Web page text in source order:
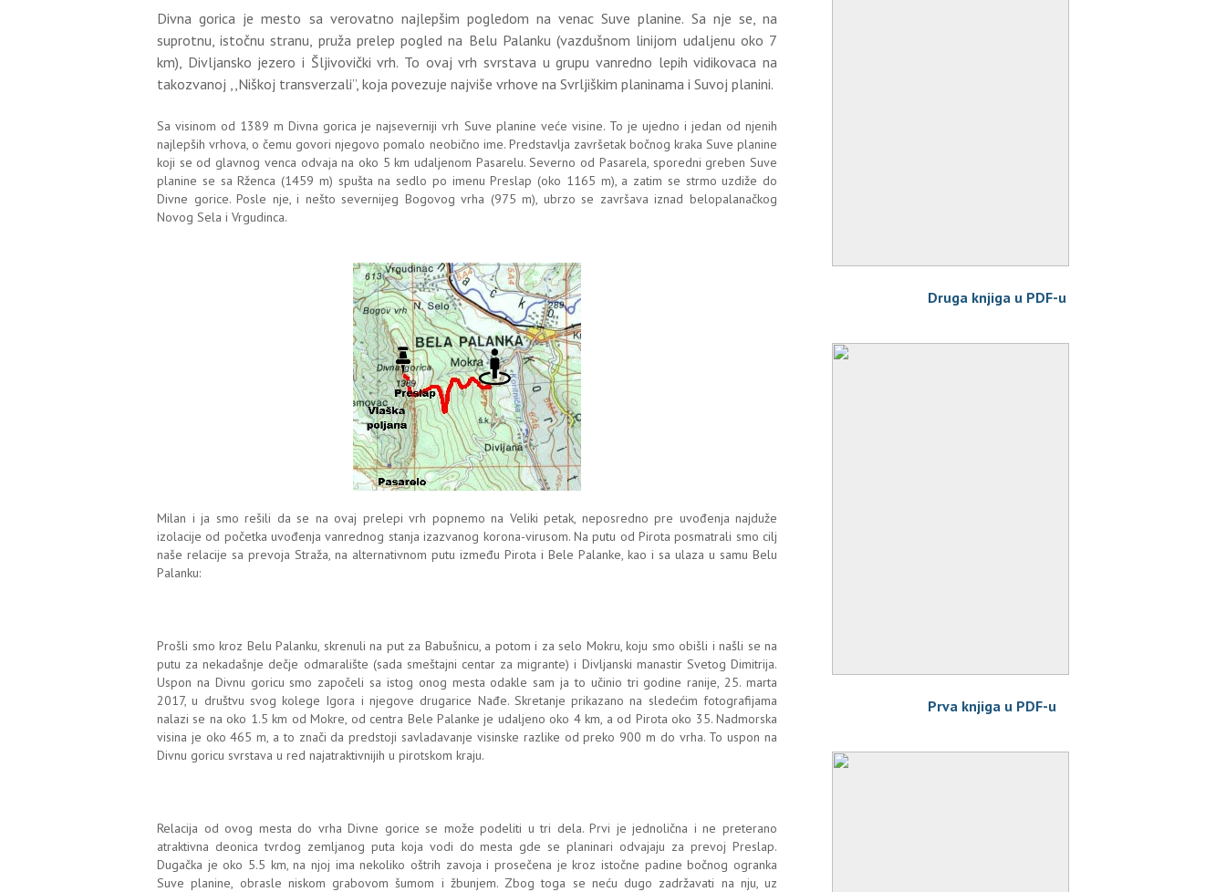
Divna gorica je mesto sa verovatno najlepšim pogledom na venac Suve planine. Sa nje se, na
suprotnu, istočnu stranu, pruža prelep pogled na Belu Palanku (vazdušnom linijom udaljenu oko 7
km), Divljansko jezero i Šljivovički vrh. To ovaj vrh svrstava u grupu vanredno lepih vidikovaca na
takozvanoj ,,Niškoj transverzali’’, koja povezuje najviše vrhove na Svrljiškim planinama i Suvoj planini.
Sa visinom od 1389 m Divna gorica je najseverniji vrh Suve planine veće visine. To je ujedno i jedan od njenih
najlepših vrhova, o čemu govori njegovo pomalo neobično ime. Predstavlja završetak bočnog kraka Suve planine
koji se od glavnog venca odvaja na oko 5 km udaljenom Pasarelu. Severno od Pasarela, sporedni greben Suve
planine se sa Rženca (1459 m) spušta na sedlo po imenu Preslap (oko 1165 m), a zatim se strmo uzdiže do
Divne gorice. Posle nje, i nešto severnijeg Bogovog vrha (975 m), ubrzo se završava iznad belopalanačkog
Novog Sela i Vrgudinca.
Milan i ja smo rešili da se na ovaj prelepi vrh popnemo na Veliki petak, neposredno pre uvođenja najduže
izolacije od početka uvođenja vanrednog stanja izazvanog korona-virusom. Na putu od Pirota posmatrali smo cilj
naše relacije sa prevoja Straža, na alternativnom putu između Pirota i Bele Palanke, kao i sa ulaza u samu Belu
Palanku:
Prošli smo kroz Belu Palanku, skrenuli na put za Babušnicu, a potom i za selo Mokru, koju smo obišli i našli se na
putu za nekadašnje dečje odmaralište (sada smeštajni centar za migrante) i Divljanski manastir Svetog Dimitrija.
Uspon na Divnu goricu smo započeli sa istog onog mesta odakle sam ja to učinio tri godine ranije, 25. marta
2017, u društvu svog kolege Igora i njegove drugarice Nađe. Skretanje prikazano na sledećim fotografijama
nalazi se na oko 1.5 km od Mokre, od centra Bele Palanke je udaljeno oko 4 km, a od Pirota oko 35. Nadmorska
visina je oko 465 m, a to znači da predstoji savladavanje visinske razlike od preko 900 m do vrha. To uspon na
Divnu goricu svrstava u red najatraktivnijih u pirotskom kraju.
Relacija od ovog mesta do vrha Divne gorice se može podeliti u tri dela. Prvi je jednolična i ne preterano
atraktivna deonica tvrdog zemljanog puta koja vodi do mesta gde se planinari odvajaju za prevoj Preslap.
Dugačka je oko 5.5 km, na njoj ima nekoliko oštrih zavoja i prosečena je kroz istočne padine bočnog ogranka
Suve planine, obrasle niskom grabovom šumom i žbunjem. Zbog toga se neću dugo zadržavati na nju, uz
Druga knjiga u PDF-u
Prva knjiga u PDF-u